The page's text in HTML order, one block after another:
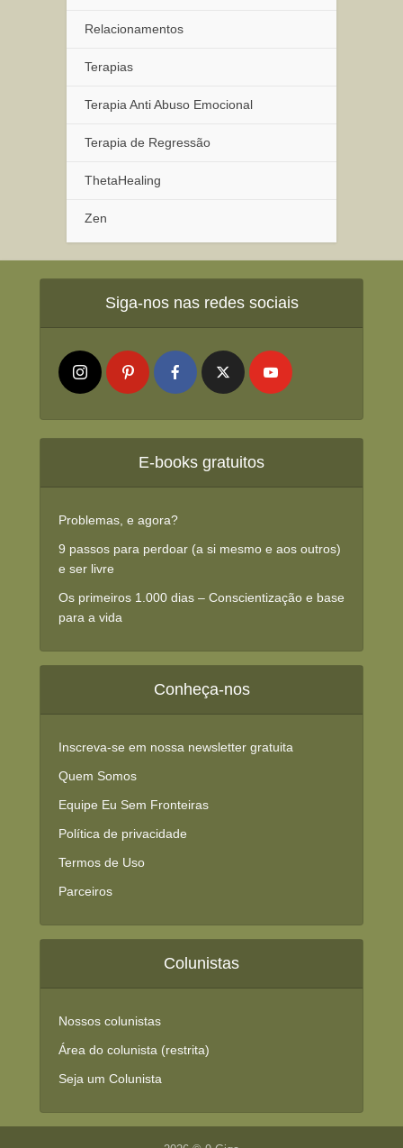
Relacionamentos
Terapias
Terapia Anti Abuso Emocional
Terapia de Regressão
ThetaHealing
Zen
Siga-nos nas redes sociais
E-books gratuitos
Problemas, e agora?
9 passos para perdoar (a si mesmo e aos outros)
e ser livre
Os primeiros 1.000 dias – Conscientização e base
para a vida
Conheça-nos
Inscreva-se em nossa newsletter gratuita
Quem Somos
Equipe Eu Sem Fronteiras
Política de privacidade
Termos de Uso
Parceiros
Colunistas
Nossos colunistas
Área do colunista (restrita)
Seja um Colunista